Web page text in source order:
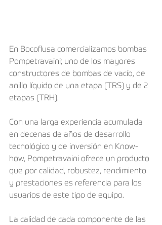
En Bocoflusa comercializamos bombas
Pompetravaini; uno de los mayores
constructores de bombas de vacío, de
anillo líquido de una etapa (TRS) y de 2
etapas (TRH).
Con una larga experiencia acumulada
en decenas de años de desarrollo
tecnológico y de inversión en Know-
how, Pompetravaini ofrece un producto
que por calidad, robustez, rendimiento
y prestaciones es referencia para los
usuarios de este tipo de equipo.
La calidad de cada componente de las